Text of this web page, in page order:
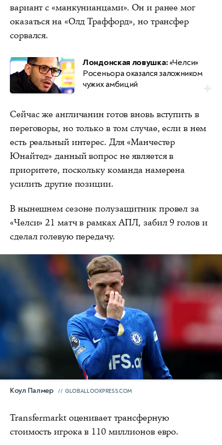
вариант с «манкунианцами». Он и ранее мог
оказаться на «Олд Траффорд», но трансфер
сорвался.
Лондонская ловушка:«Челси»
Росеньора оказался заложником
чужих амбиций
Сейчас же англичанин готов вновь вступить в
переговоры, но только в том случае, если в нем
есть реальный интерес. Для «Манчестер
Юнайтед» данный вопрос не является в
приоритете, поскольку команда намерена
усилить другие позиции.
В нынешнем сезоне полузащитник провел за
«Челси» 21 матч в рамках АПЛ, забил 9 голов и
сделал голевую передачу.
Коул Палмер GLOBALLOOKPRESS.COM
Transfermarkt оценивает трансферную
стоимость игрока в 110 миллионов евро.